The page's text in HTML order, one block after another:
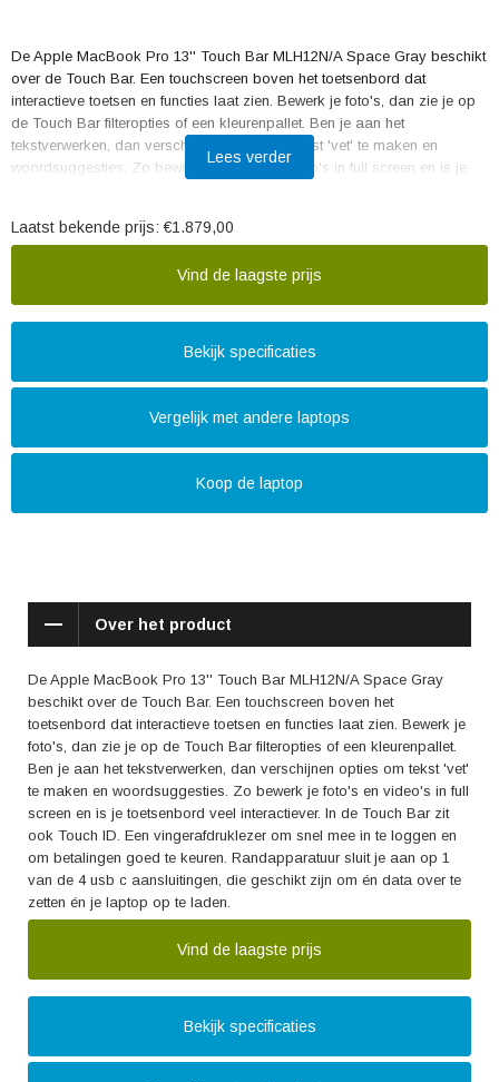
De Apple MacBook Pro 13'' Touch Bar MLH12N/A Space Gray beschikt
over de Touch Bar. Een touchscreen boven het toetsenbord dat
interactieve toetsen en functies laat zien. Bewerk je foto's, dan zie je op
de Touch Bar filteropties of een kleurenpallet. Ben je aan het
tekstverwerken, dan verschijnen opties om tekst 'vet' te maken en
woordsuggesties. Zo bewerk je foto's en video's in full screen en is je
keuren. Randapparatuur sluit je aan op 1 van de 4 usb c aansluitingen,
Lees verder
Laatst bekende prijs: €1.879,00
Vind de laagste prijs
Bekijk specificaties
Vergelijk met andere laptops
Koop de laptop
Over het product
De Apple MacBook Pro 13'' Touch Bar MLH12N/A Space Gray
beschikt over de Touch Bar. Een touchscreen boven het
toetsenbord dat interactieve toetsen en functies laat zien. Bewerk je
foto's, dan zie je op de Touch Bar filteropties of een kleurenpallet.
Ben je aan het tekstverwerken, dan verschijnen opties om tekst 'vet'
te maken en woordsuggesties. Zo bewerk je foto's en video's in full
screen en is je toetsenbord veel interactiever. In de Touch Bar zit
ook Touch ID. Een vingerafdruklezer om snel mee in te loggen en
om betalingen goed te keuren. Randapparatuur sluit je aan op 1
van de 4 usb c aansluitingen, die geschikt zijn om én data over te
zetten én je laptop op te laden.
Vind de laagste prijs
Bekijk specificaties